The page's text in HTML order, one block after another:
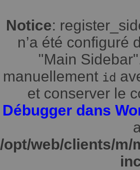
Notice:
n’a été configuré
"Main
manuellement id
et conserver le
Débugger dans
/opt/web/clients/